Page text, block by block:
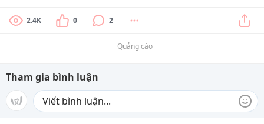
2.4K 0 2
Quảng cáo
Tham gia bình luận